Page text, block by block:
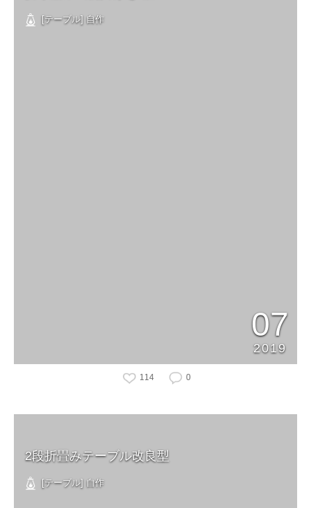
[テーブル] 自作
07
2019
114 0
2段折畳みテーブル改良型
[テーブル] 自作